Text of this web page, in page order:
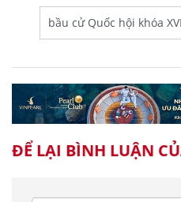
bầu cử Quốc hội khóa XVI
ĐỂ LẠI BÌNH LUẬN